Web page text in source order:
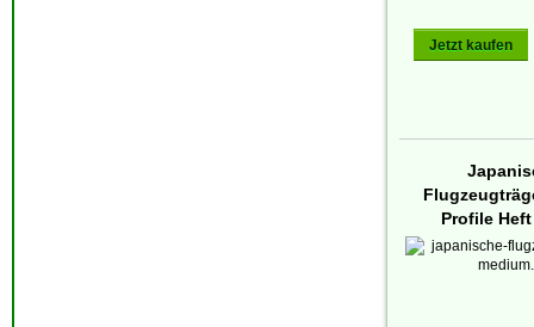
Jetzt kaufen
Profile Heft